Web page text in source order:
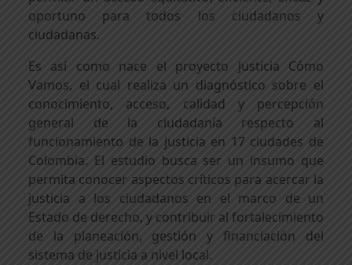
oportuno para todos los ciudadanos y
ciudadanas.
Es así como nace el proyecto Justicia Cómo
Vamos, el cual realiza un diagnóstico sobre el
conocimiento, acceso, calidad y percepción
general de la ciudadanía respecto al
funcionamiento de la justicia en 17 ciudades de
Colombia. El estudio busca ser un insumo que
permita conocer aspectos críticos para acercar la
justicia a los ciudadanos en el marco de un
Estado de derecho, y contribuir al fortalecimiento
de la planeación, gestión y financiación del
sistema de justicia a nivel local.